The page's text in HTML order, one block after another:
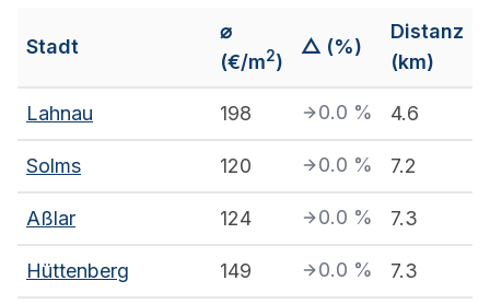
Stadt
⌀
(€/m2)
△ (%)
Distanz
(km)
Lahnau 198 0.0 % 4.6
Solms 120 0.0 % 7.2
Aßlar 124 0.0 % 7.3
Hüttenberg 149 0.0 % 7.3